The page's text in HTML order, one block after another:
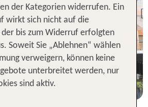
Ohtels Les Oliveres
87 % Weiterempfehlung
7 Nächte, Ü, XX
statt
621 €
p.P. ab 423 €
der Kategorien widerrufen. Ein
wirkt sich nicht auf die
der bis zum Widerruf erfolgten
Soweit Sie „Ablehnen“ wählen
verweigern, können keine
unterbreitet werden, nur
sind aktiv.